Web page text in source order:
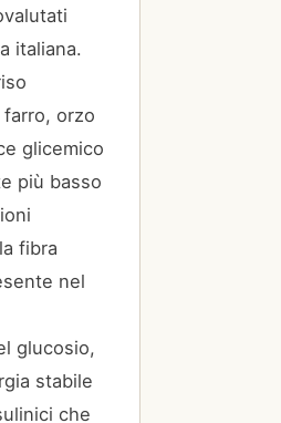
italiana.
orzo
glicemico
più basso
fibra
nel
glucosio,
stabile
che